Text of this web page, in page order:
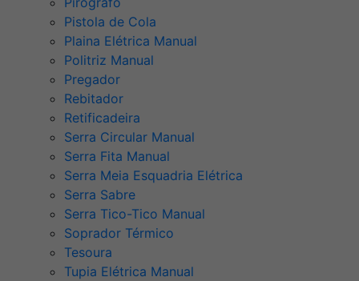
Pistola de Cola
Plaina Elétrica Manual
Politriz Manual
Pregador
Rebitador
Retificadeira
Serra Circular Manual
Serra Fita Manual
Serra Meia Esquadria Elétrica
Serra Sabre
Serra Tico-Tico Manual
Soprador Térmico
Tesoura
Tupia Elétrica Manual